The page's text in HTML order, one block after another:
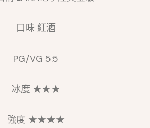
口味 紅酒
PG/VG 5:5
冰度 ★★★
強度 ★★★★